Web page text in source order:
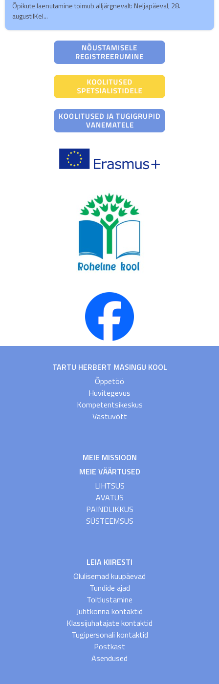
Õpikute laenutamine toimub alljärgnevalt: Neljapäeval, 28.
augustilKel...
TARTU HERBERT MASINGU KOOL
Õppetöö
Huvitegevus
Kompetentsikeskus
Vastuvõtt
MEIE MISSIOON
MEIE VÄÄRTUSED
LIHTSUS
AVATUS
PAINDLIKKUS
SÜSTEEMSUS
LEIA KIIRESTI
Olulisemad kuupäevad
Tundide ajad
Toitlustamine
Juhtkonna kontaktid
Klassijuhatajate kontaktid
Tugipersonali kontaktid
Postkast
Asendused